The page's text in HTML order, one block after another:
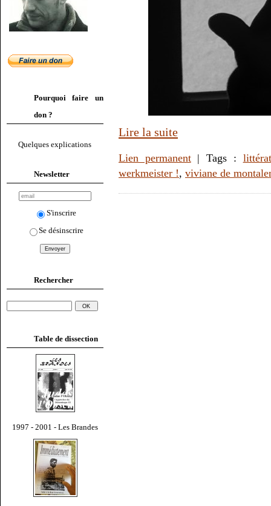
Pourquoi faire un
don ?
Quelques explications
Newsletter
S'inscrire
Se désinscrire
Rechercher
Table de dissection
1997 - 2001 - Les Brandes
Lire la suite
Lien permanent| Tags :
werkmeister !, viviane de